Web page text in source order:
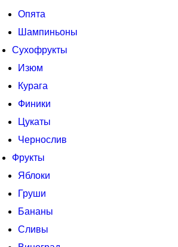
Опята
Шампиньоны
Сухофрукты
Изюм
Курага
Финики
Цукаты
Чернослив
Фрукты
Яблоки
Груши
Бананы
Сливы